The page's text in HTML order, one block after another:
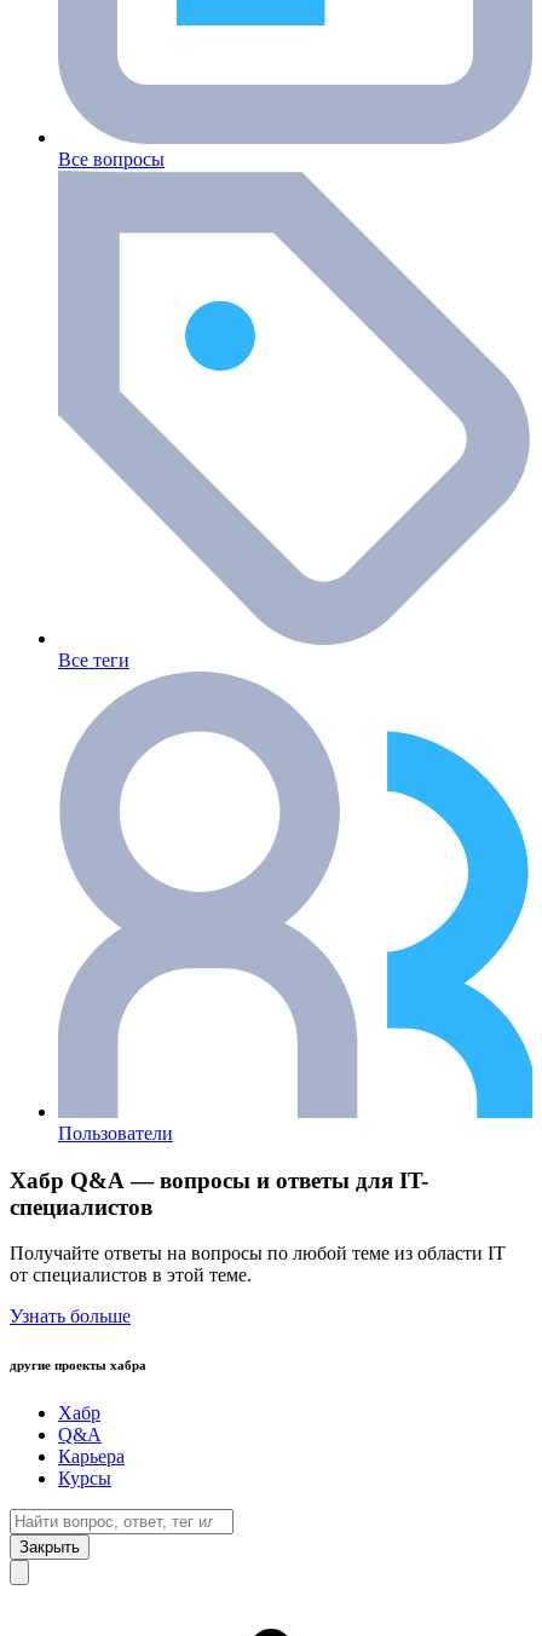
Все вопросы
Все теги
Пользователи
Хабр Q&A — вопросы и ответы для IT-
специалистов
Получайте ответы на вопросы по любой теме из области IT
от специалистов в этой теме.
Узнать больше
другие проекты хабра
Хабр
Q&A
Карьера
Курсы
Закрыть